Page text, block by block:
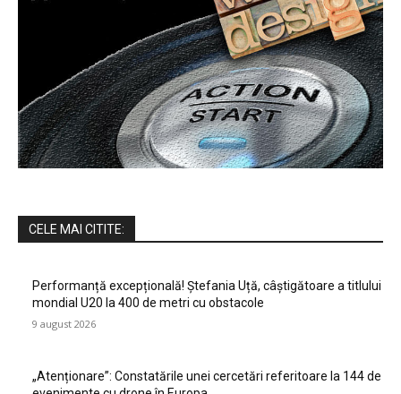
CELE MAI CITITE:
Performanță excepțională! Ștefania Uță, câștigătoare a titlului
mondial U20 la 400 de metri cu obstacole
9 august 2026
„Atenționare”: Constatările unei cercetări referitoare la 144 de